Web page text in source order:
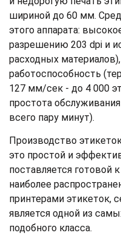
шириной до 60 мм.
этого аппарата:
разрешению 203 dpi и
расходных
работоспособность
127 мм/сек - до 4 000
простота
всего пару минут).
Производство
это простой и
поставляется готовой
наиболее
принтерами этикеток,
является одной из
подобного класса.